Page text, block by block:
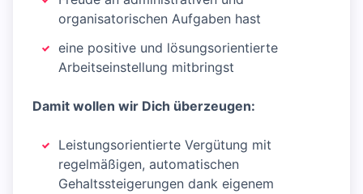
organisatorischen Aufgaben hast
eine positive und lösungsorientierte
Arbeitseinstellung mitbringst
Damit wollen wir Dich überzeugen:
Leistungsorientierte Vergütung mit
regelmäßigen, automatischen
Gehaltssteigerungen dank eigenem